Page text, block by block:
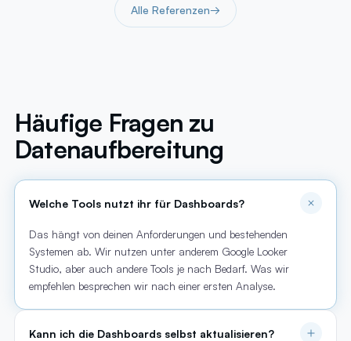
Alle Referenzen→
Häufige Fragen zu
Datenaufbereitung
Welche Tools nutzt ihr für Dashboards?
Das hängt von deinen Anforderungen und bestehenden
Systemen ab. Wir nutzen unter anderem Google Looker
Studio, aber auch andere Tools je nach Bedarf. Was wir
empfehlen besprechen wir nach einer ersten Analyse.
Kann ich die Dashboards selbst aktualisieren?